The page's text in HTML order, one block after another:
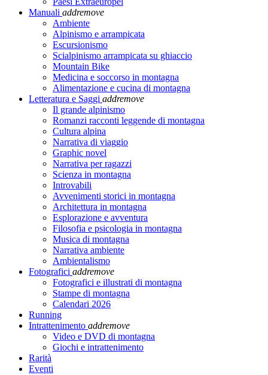
Manuali addremove
Ambiente
Alpinismo e arrampicata
Escursionismo
Scialpinismo arrampicata su ghiaccio
Mountain Bike
Medicina e soccorso in montagna
Alimentazione e cucina di montagna
Letteratura e Saggi addremove
Il grande alpinismo
Romanzi racconti leggende di montagna
Cultura alpina
Narrativa di viaggio
Graphic novel
Narrativa per ragazzi
Scienza in montagna
Introvabili
Avvenimenti storici in montagna
Architettura in montagna
Esplorazione e avventura
Filosofia e psicologia in montagna
Musica di montagna
Narrativa ambiente
Ambientalismo
Fotografici addremove
Fotografici e illustrati di montagna
Stampe di montagna
Calendari 2026
Running
Intrattenimento addremove
Video e DVD di montagna
Giochi e intrattenimento
Rarità
Eventi